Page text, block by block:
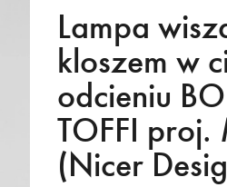
Lampa
kloszem w
odcieniu
TOFFI proj.
(Nicer